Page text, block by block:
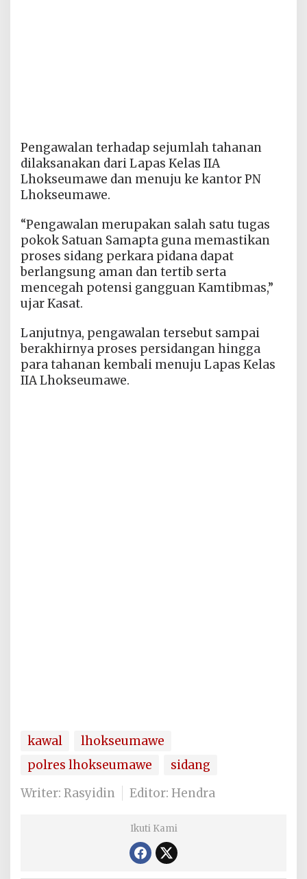
Pengawalan terhadap sejumlah tahanan
dilaksanakan dari Lapas Kelas IIA
Lhokseumawe dan menuju ke kantor PN
Lhokseumawe.
“Pengawalan merupakan salah satu tugas
pokok Satuan Samapta guna memastikan
proses sidang perkara pidana dapat
berlangsung aman dan tertib serta
mencegah potensi gangguan Kamtibmas,”
ujar Kasat.
Lanjutnya, pengawalan tersebut sampai
berakhirnya proses persidangan hingga
para tahanan kembali menuju Lapas Kelas
IIA Lhokseumawe.
kawal
lhokseumawe
polres lhokseumawe
sidang
Writer: Rasyidin
Editor: Hendra
Ikuti Kami